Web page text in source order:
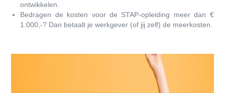
ontwikkelen.
Bedragen de kosten voor de STAP-opleiding meer dan €
1.000,-? Dan betaalt je werkgever (of jij zelf) de meerkosten.